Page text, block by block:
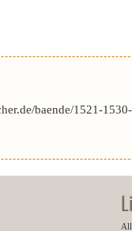
baende/1521-